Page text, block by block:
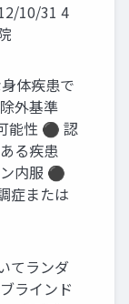
10/31 4
体疾患で
外基準
能性 ⚫ 認
る疾患
内服 ⚫
症または
てランダ
ラインド